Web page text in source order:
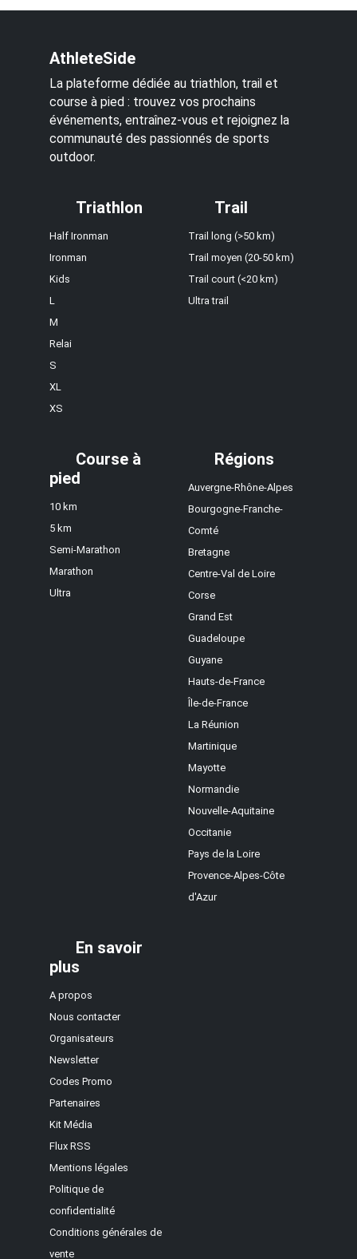
AthleteSide
La plateforme dédiée au triathlon, trail et
course à pied : trouvez vos prochains
événements, entraînez-vous et rejoignez la
communauté des passionnés de sports
outdoor.
Triathlon
Half Ironman
Ironman
Kids
L
M
Relai
S
XL
XS
Trail
Trail long (>50 km)
Trail moyen (20-50 km)
Trail court (<20 km)
Ultra trail
Course à
pied
10 km
5 km
Semi-Marathon
Marathon
Ultra
Régions
Auvergne-Rhône-Alpes
Bourgogne-Franche-
Comté
Bretagne
Centre-Val de Loire
Corse
Grand Est
Guadeloupe
Guyane
Hauts-de-France
Île-de-France
La Réunion
Martinique
Mayotte
Normandie
Nouvelle-Aquitaine
Occitanie
Pays de la Loire
Provence-Alpes-Côte
d'Azur
En savoir
plus
A propos
Nous contacter
Organisateurs
Newsletter
Codes Promo
Partenaires
Kit Média
Flux RSS
Mentions légales
Politique de
confidentialité
Conditions générales de
vente